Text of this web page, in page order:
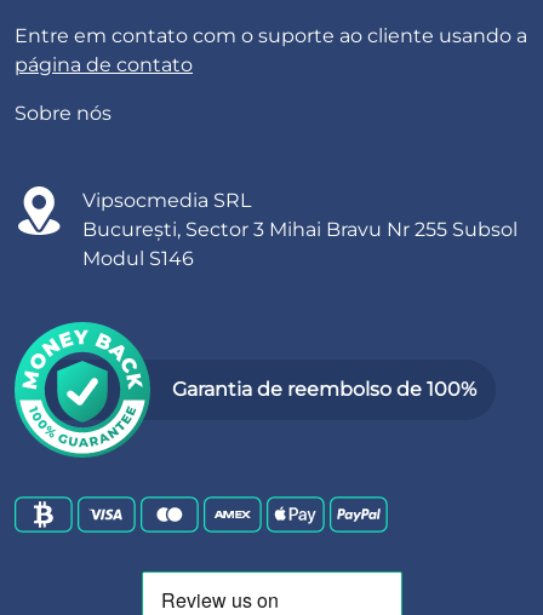
Entre em contato com o suporte ao cliente usando a
página de contato
Sobre nós
Vipsocmedia SRL
București, Sector 3 Mihai Bravu Nr 255 Subsol
Modul S146
Garantia de reembolso de 100%